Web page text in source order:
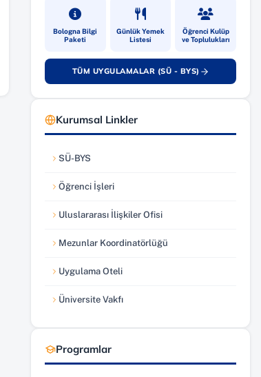
Bologna Bilgi
Paketi
(yeni sekmede açılır)
Günlük Yemek
Listesi
(yeni sekmede açılır)
Öğrenci Kulüp
ve Toplulukları
(yeni
TÜM UYGULAMALAR (SÜ - BYS)
(yeni sekmede açılır)
Kurumsal Linkler
SÜ-BYS
(yeni sekmede açılır)
Öğrenci İşleri
(yeni sekmede açılır)
Uluslararası İlişkiler Ofisi
(yeni sekmede açılır)
Mezunlar Koordinatörlüğü
(yeni sekmede açılır)
Uygulama Oteli
(yeni sekmede açılır)
Üniversite Vakfı
(yeni sekmede açılır)
Programlar